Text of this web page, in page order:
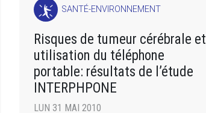
SANTÉ-ENVIRONNEMENT
Risques de tumeur cérébrale et
utilisation du téléphone
portable: résultats de l’étude
INTERPHPONE
LUN 31 MAI 2010